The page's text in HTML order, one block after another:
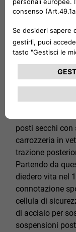
Un DNA dunque
schemi e che
più vincente
Nata dalla
Gandini per
guida della
(High Fidelity),
posti secchi con
carrozzeria in
trazione
Partendo da
diedero vita nel
connotazione
cellula di
di acciaio per
sospensioni